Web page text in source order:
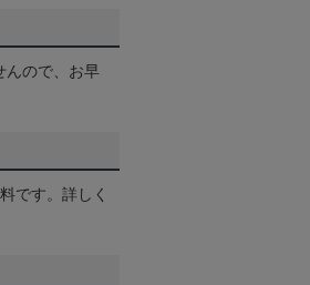
んので、お早
です。詳しく